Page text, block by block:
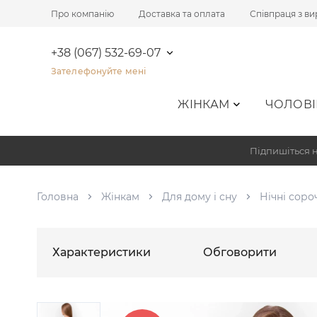
Про компанію Доставка та оплата Співпраця з
+38 (067) 532-69-07
Зателефонуйте мені
ЖІНКАМ
Підпишіться
Головна Жінкам Для дому і сну Нічні
Характеристики Обговорити